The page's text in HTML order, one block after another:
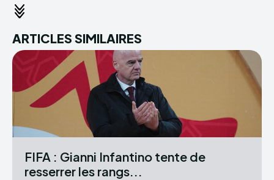
ARTICLES SIMILAIRES
FIFA : Gianni Infantino tente de
resserrer les rangs...